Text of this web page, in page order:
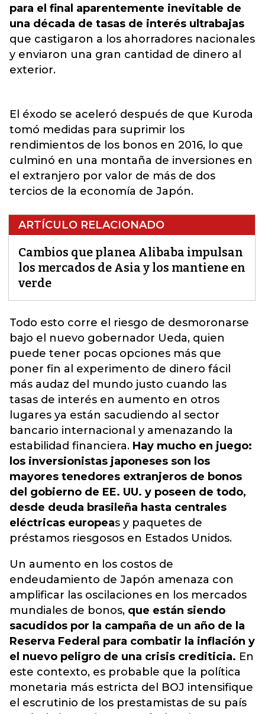
para el final aparentemente inevitable de
una década de tasas de interés ultrabajas
que castigaron a los ahorradores nacionales
y enviaron una gran cantidad de dinero al
exterior.
El éxodo se aceleró después de que Kuroda
tomó medidas para suprimir los
rendimientos de los bonos en 2016, lo que
culminó en una montaña de inversiones en
el extranjero por valor de más de dos
tercios de la economía de Japón.
ARTÍCULO RELACIONADO
Cambios que planea Alibaba impulsan
los mercados de Asia y los mantiene en
verde
Todo esto corre el riesgo de desmoronarse
bajo el nuevo gobernador Ueda, quien
puede tener pocas opciones más que
poner fin al experimento de dinero fácil
más audaz del mundo justo cuando las
tasas de interés en aumento en otros
lugares ya están sacudiendo al sector
bancario internacional y amenazando la
estabilidad financiera. Hay mucho en juego:
los inversionistas japoneses son los
mayores tenedores extranjeros de bonos
del gobierno de EE. UU. y poseen de todo,
desde deuda brasileña hasta centrales
eléctricas europeas y paquetes de
préstamos riesgosos en Estados Unidos.
Un aumento en los costos de
endeudamiento de Japón amenaza con
amplificar las oscilaciones en los mercados
mundiales de bonos, que están siendo
sacudidos por la campaña de un año de la
Reserva Federal para combatir la inflación y
el nuevo peligro de una crisis crediticia. En
este contexto, es probable que la política
monetaria más estricta del BOJ intensifique
el escrutinio de los prestamistas de su país